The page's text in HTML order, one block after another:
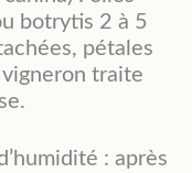
botrytis 2 à 5
pétales
traite
: après